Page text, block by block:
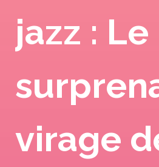
jazz : Le
virage